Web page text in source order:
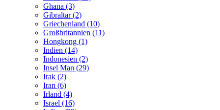
Ghana (3)
Gibraltar (2)
Griechenland (10)
Großbritannien (11)
Hongkong (1)
Indien (14)
Indonesien (2)
Insel Man (29)
Irak (2)
Iran (6)
Irland (4)
Israel (16)